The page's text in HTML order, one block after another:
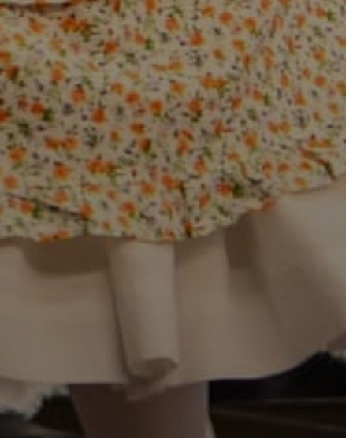
ÁTLÁTHATÓSÁG
AZ
ÖNKORMÁNYZATI
CÉGEK
ÉS
INTÉZMÉNYEK
NYOMTATVÁNYOK
E-
ÜGYINTÉZÉS
TESTÜLETI
GYÖNGYÖS